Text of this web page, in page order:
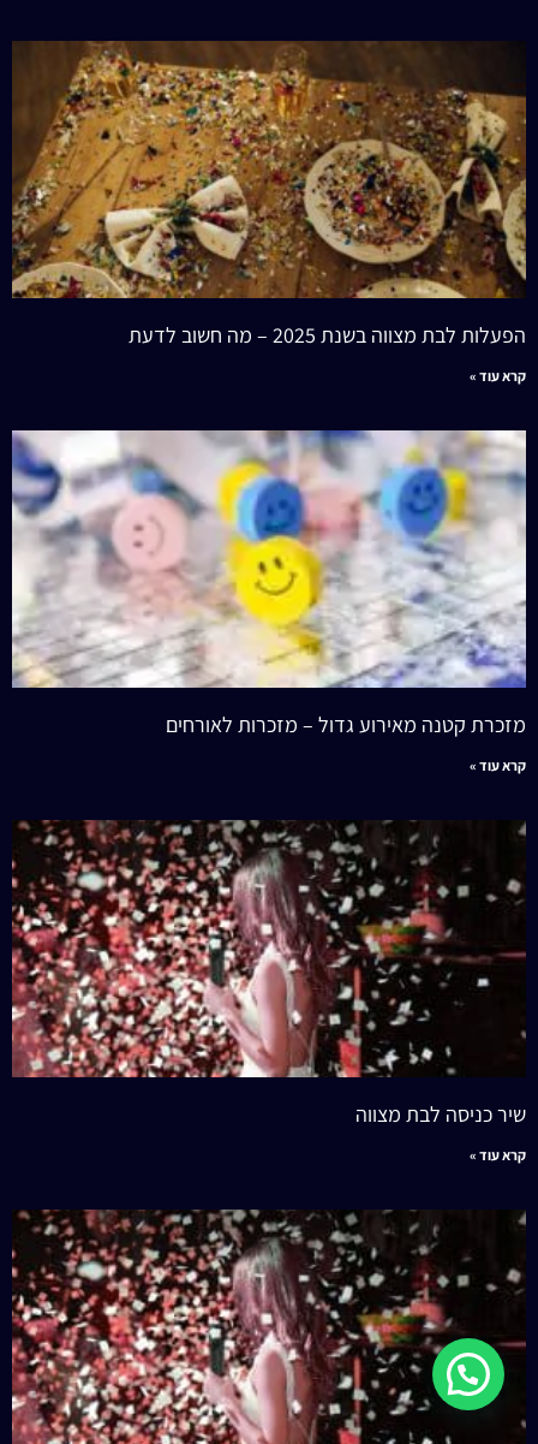
הפעלות לבת מצווה בשנת 2025 – מה חשוב לדעת
קרא עוד »
מזכרת קטנה מאירוע גדול – מזכרות לאורחים
קרא עוד »
שיר כניסה לבת מצווה
קרא עוד »
לשיחה מהירה עם נציג